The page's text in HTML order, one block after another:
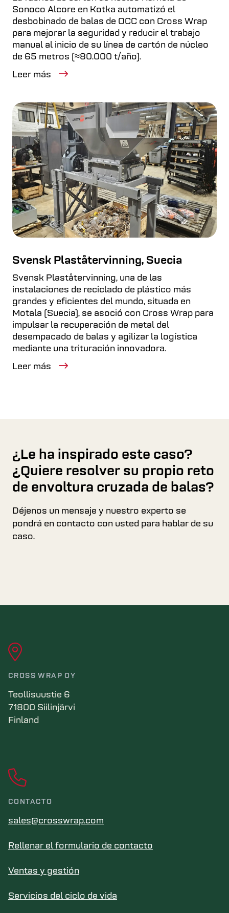
Sonoco Alcore en Kotka automatizó el
desbobinado de balas de OCC con Cross Wrap
para mejorar la seguridad y reducir el trabajo
manual al inicio de su línea de cartón de núcleo
de 65 metros (≈80.000 t/año).
Leer más
Svensk Plaståtervinning, Suecia
Svensk Plaståtervinning, una de las
instalaciones de reciclado de plástico más
grandes y eficientes del mundo, situada en
Motala (Suecia), se asoció con Cross Wrap para
impulsar la recuperación de metal del
desempacado de balas y agilizar la logística
mediante una trituración innovadora.
Leer más
¿Le ha inspirado este caso?
¿Quiere resolver su propio reto
de envoltura cruzada de balas?
Déjenos un mensaje y nuestro experto se
pondrá en contacto con usted para hablar de su
caso.
CROSS WRAP OY
Teollisuustie 6
71800 Siilinjärvi
Finland
CONTACTO
sales@crosswrap.com
Rellenar el formulario de contacto
Ventas y gestión
Servicios del ciclo de vida